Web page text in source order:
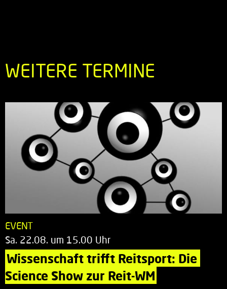
WEITERE TERMINE
EVENT
Sa. 22.08. um 15.00 Uhr
Wissenschaft trifft Reitsport: Die
Science Show zur Reit-WM